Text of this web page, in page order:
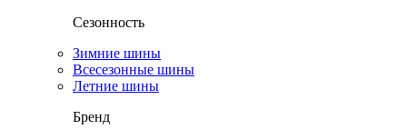
Сезонность
Зимние шины
Всесезонные шины
Летние шины
Бренд